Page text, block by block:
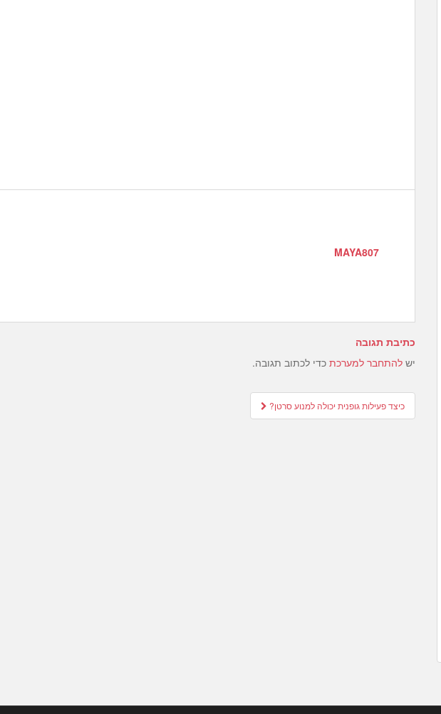
MAYA807
כתיבת תגובה
יש להתחבר למערכת כדי לכתוב תגובה.
Post
navigation
כיצד פעילות גופנית יכולה למנוע סרטן?